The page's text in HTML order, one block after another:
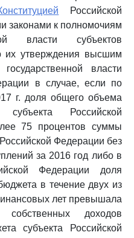
Российской
законами к полномочиям
власти субъектов
их утверждения высшим
власти
в случае, если по
г. доля общего объема
субъекта Российской
75 процентов суммы
Федерации без
за 2016 год либо в
Федерации доля
в течение двух из
лет превышала
доходов
субъекта Российской